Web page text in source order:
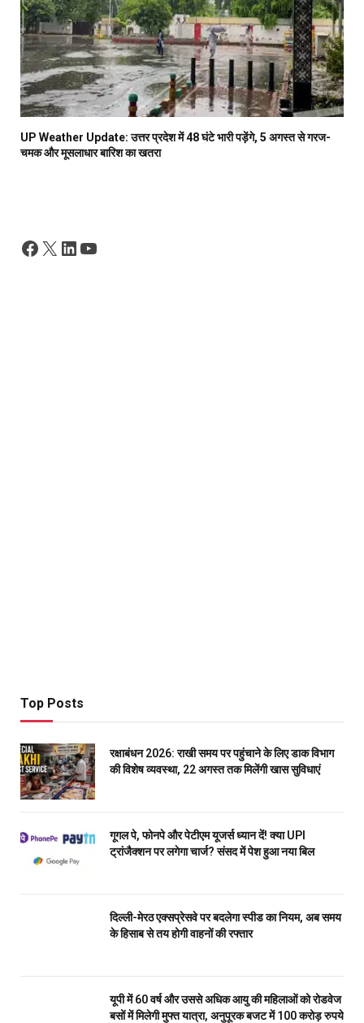
UP Weather Update: उत्तर प्रदेश में 48 घंटे भारी पड़ेंगे, 5 अगस्त से गरज-
चमक और मूसलाधार बारिश का खतरा
Facebook
X LinkedIn
YouTube
Top Posts
रक्षाबंधन 2026: राखी समय पर पहुंचाने के लिए डाक विभाग
की विशेष व्यवस्था, 22 अगस्त तक मिलेंगी खास सुविधाएं
गूगल पे, फोनपे और पेटीएम यूजर्स ध्यान दें! क्या UPI
ट्रांजैक्शन पर लगेगा चार्ज? संसद में पेश हुआ नया बिल
दिल्ली-मेरठ एक्सप्रेसवे पर बदलेगा स्पीड का नियम, अब समय
के हिसाब से तय होगी वाहनों की रफ्तार
यूपी में 60 वर्ष और उससे अधिक आयु की महिलाओं को रोडवेज
बसों में मिलेगी मुफ्त यात्रा, अनुपूरक बजट में 100 करोड़ रुपये